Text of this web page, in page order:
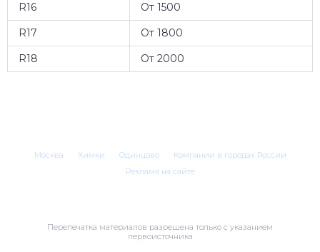
R16
От 1500
R17
От 1800
R18
От 2000
Москва Химки Одинцово
Компании в городах России
Реклама на сайте
Перепечатка материалов разрешена только с указанием
первоисточника